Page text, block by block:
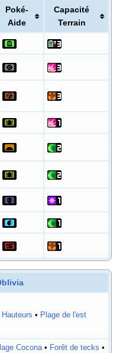
Poké-
Aide
Capacité
Terrain
Hauteurs • Plage de l'est
Cocona• Forêt de tecks •